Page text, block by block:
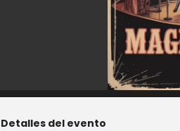
Detalles del evento